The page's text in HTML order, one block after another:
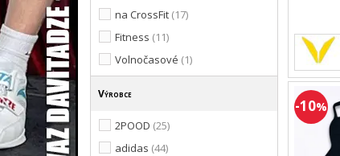
na CrossFit (17)
Fitness (11)
Volnočasové (1)
Výrobce
2POOD (25)
adidas (44)
-10%